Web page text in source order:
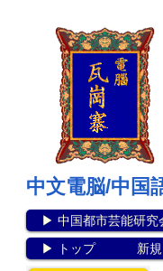
中文電脳/中国
▶ 中国都市芸能研究
▶
トップ 新規